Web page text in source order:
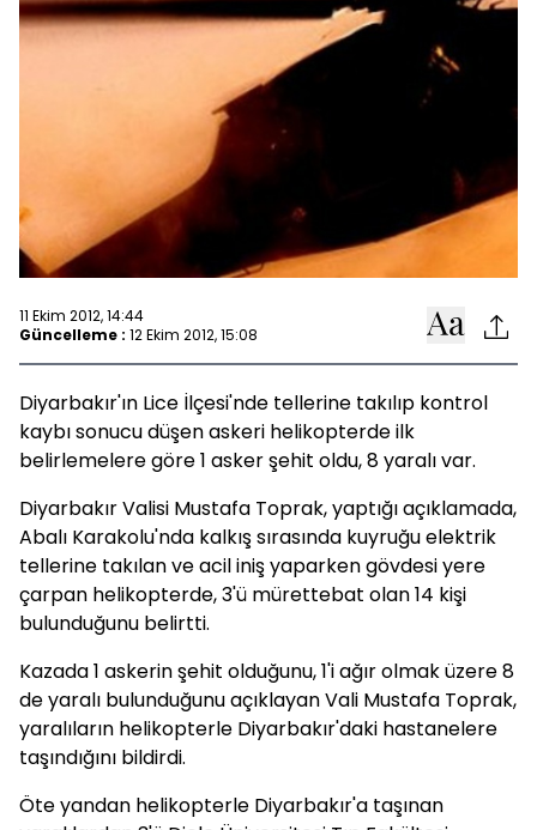
11 Ekim 2012, 14:44
Güncelleme : 12 Ekim 2012, 15:08
Diyarbakır'ın Lice İlçesi'nde tellerine takılıp kontrol
kaybı sonucu düşen askeri helikopterde ilk
belirlemelere göre 1 asker şehit oldu, 8 yaralı var.
Diyarbakır Valisi Mustafa Toprak, yaptığı açıklamada,
Abalı Karakolu'nda kalkış sırasında kuyruğu elektrik
tellerine takılan ve acil iniş yaparken gövdesi yere
çarpan helikopterde, 3'ü mürettebat olan 14 kişi
bulunduğunu belirtti.
Kazada 1 askerin şehit olduğunu, 1'i ağır olmak üzere 8
de yaralı bulunduğunu açıklayan Vali Mustafa Toprak,
yaralıların helikopterle Diyarbakır'daki hastanelere
taşındığını bildirdi.
Öte yandan helikopterle Diyarbakır'a taşınan